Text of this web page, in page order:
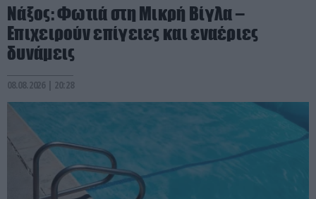
Νάξος: Φωτιά στη Μικρή Βίγλα –
Επιχειρούν επίγειες και εναέριες
δυνάμεις
08.08.2026 | 20:28